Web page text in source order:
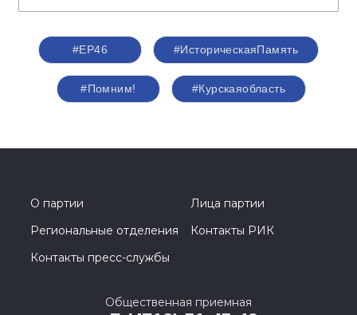
#ЕР46 #ИсторическаяПамять
#Помним! #Курскаяобласть
О партии
Лица партии
Региональные отделения
Контакты РИК
Контакты пресс-службы
Общественная приемная